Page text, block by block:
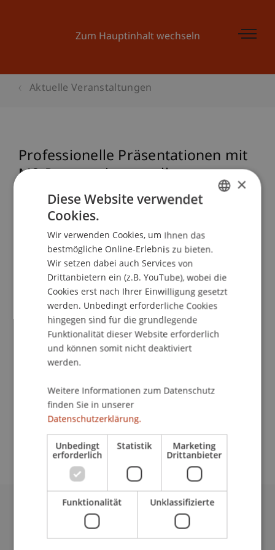
Zum Hauptinhalt wechseln
Aktuelle Veranstaltungen
Professionelle Präsentationen mit
MS-Powerpoint erstellen
Dozierende/Dozierender:
Dipl.-Ing. Robert Fritsche
Institut für Wirtschaftsinformatik
Die SeminarteilnehmerInnen erstellen
professionelle Präsentationen mit MS-Powerpoint
Kontakt
Universität Liechtenstein
Fürst-Franz-Josef-Strasse
×
Diese Website verwendet
Cookies.
Wir verwenden Cookies, um Ihnen das
bestmögliche Online-Erlebnis zu bieten.
Wir setzen dabei auch Services von
Drittanbietern ein (z.B. YouTube), wobei die
Cookies erst nach Ihrer Einwilligung gesetzt
werden. Unbedingt erforderliche Cookies
hingegen sind für die grundlegende
Funktionalität dieser Website erforderlich
und können somit nicht deaktiviert
werden.
Weitere Informationen zum Datenschutz
finden Sie in unserer
Datenschutzerklärung.
Unbedingt
erforderlich
Statistik Marketing
Drittanbieter
Funktionalität Unklassifizierte